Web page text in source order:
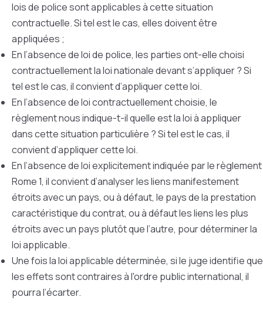
lois de police sont applicables à cette situation
contractuelle. Si tel est le cas, elles doivent être
appliquées ;
En l’absence de loi de police, les parties ont-elle choisi
contractuellement la loi nationale devant s’appliquer ? Si
tel est le cas, il convient d’appliquer cette loi.
En l’absence de loi contractuellement choisie, le
règlement nous indique-t-il quelle est la loi à appliquer
dans cette situation particulière ? Si tel est le cas, il
convient d’appliquer cette loi.
En l’absence de loi explicitement indiquée par le règlement
Rome 1, il convient d’analyser les liens manifestement
étroits avec un pays, ou à défaut, le pays de la prestation
caractéristique du contrat, ou à défaut les liens les plus
étroits avec un pays plutôt que l’autre, pour déterminer la
loi applicable.
Une fois la loi applicable déterminée, si le juge identifie que
les effets sont contraires à l'ordre public international, il
pourra l’écarter.